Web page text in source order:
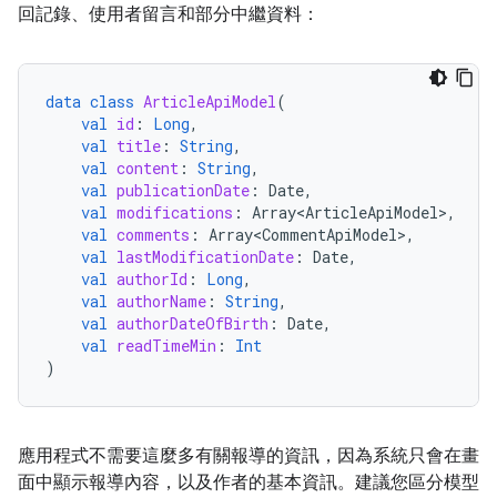
回記錄、使用者留言和部分中繼資料：
data class ArticleApiModel(
val id : Long,
val title : String,
val content : String,
val publicationDate : Date,
val modifications : Array<ArticleApiModel>,
val comments : Array<CommentApiModel>,
val lastModificationDate : Date,
val authorId : Long,
val authorName : String,
val authorDateOfBirth : Date,
val readTimeMin :
Int
)
應用程式不需要這麼多有關報導的資訊，因為系統只會在畫
面中顯示報導內容，以及作者的基本資訊。建議您區分模型